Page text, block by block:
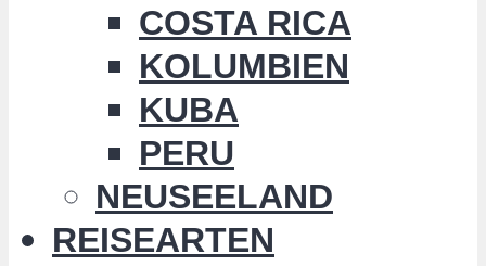
COSTA RICA
KOLUMBIEN
KUBA
PERU
NEUSEELAND
REISEARTEN